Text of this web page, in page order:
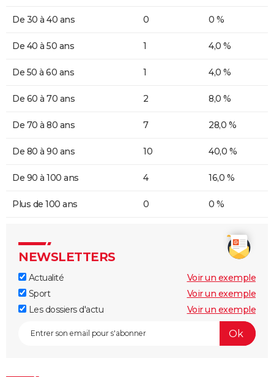
De 30 à 40 ans 0 0 %
De 40 à 50 ans 1 4,0 %
De 50 à 60 ans 1 4,0 %
De 60 à 70 ans 2 8,0 %
De 70 à 80 ans 7 28,0 %
De 80 à 90 ans 10 40,0 %
De 90 à 100 ans 4 16,0 %
Plus de 100 ans 0 0 %
NEWSLETTERS
Actualité
Voir un exemple
Sport
Voir un exemple
Les dossiers d'actu
Voir un exemple